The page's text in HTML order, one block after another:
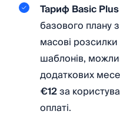
Тариф Basic Plus
базового плану
масові
шаблонів,
додаткових
€12за
оплаті.